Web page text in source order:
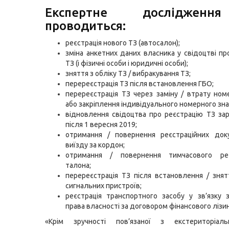
Експертне
проводиться:
реєстрація нового ТЗ (автосалон);
зміна анкетних даних власника у свідоцтві
ТЗ (і фізичні особи і юридичні особи);
зняття з обліку ТЗ / вибракування ТЗ;
перереєстрація ТЗ після встановлення ГБО;
перереєстрація ТЗ через заміну / втрату
або закріплення індивідуального номерного
відновлення свідоцтва про реєстрацію ТЗ
після 1 вересня 2019;
отримання / повернення реєстраційних
виїзду за кордон;
отримання / повернення тимчасового
талона;
перереєстрація ТЗ після встановлення /
сигнальних пристроїв;
реєстрація транспортного засобу у
права власності за договором фінансового
«Крім зручності пов’язаної з